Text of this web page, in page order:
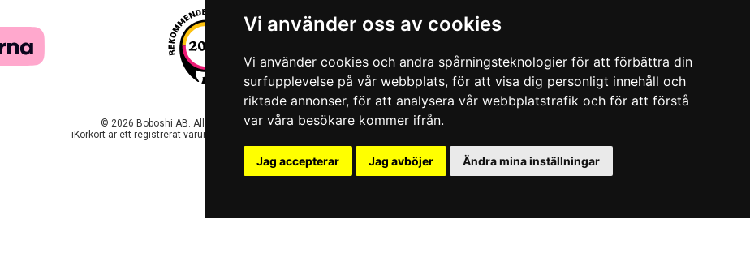
Vi använder oss av cookies
Vi använder cookies och andra spårningsteknologier för att förbättra din
surfupplevelse på vår webbplats, för att visa dig personligt innehåll och
riktade annonser, för att analysera vår webbplatstrafik och för att förstå
var våra besökare kommer ifrån.
Jag accepterar Jag avböjer Ändra mina inställningar
© 2026 Boboshi AB. Alla rättigheter förbehålls.
iKörkort är ett registrerat varumärke som tillhör Boboshi AB.